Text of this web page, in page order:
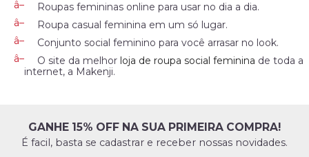
Roupas femininas online para usar no dia a dia.
Roupa casual feminina em um só lugar.
Conjunto social feminino para você arrasar no look.
O site da melhor loja de roupa social feminina de toda a
internet, a Makenji.
GANHE 15% OFF NA SUA PRIMEIRA COMPRA!
É facil, basta se cadastrar e receber nossas novidades.